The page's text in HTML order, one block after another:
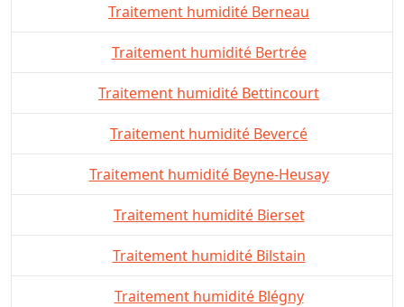
Traitement humidité Berneau
Traitement humidité Bertrée
Traitement humidité Bettincourt
Traitement humidité Bevercé
Traitement humidité Beyne-Heusay
Traitement humidité Bierset
Traitement humidité Bilstain
Traitement humidité Blégny